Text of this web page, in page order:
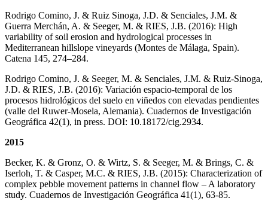
Rodrigo Comino, J. & Ruiz Sinoga, J.D. & Senciales, J.M. &
Guerra Merchán, A. & Seeger, M. & RIES, J.B. (2016): High
variability of soil erosion and hydrological processes in
Mediterranean hillslope vineyards (Montes de Málaga, Spain).
Catena 145, 274–284.
Rodrigo Comino, J. & Seeger, M. & Senciales, J.M. & Ruiz-Sinoga,
J.D. & RIES, J.B. (2016): Variación espacio-temporal de los
procesos hidrológicos del suelo en viñedos con elevadas pendientes
(valle del Ruwer-Mosela, Alemania). Cuadernos de Investigación
Geográfica 42(1), in press. DOI: 10.18172/cig.2934.
2015
Becker, K. & Gronz, O. & Wirtz, S. & Seeger, M. & Brings, C. &
Iserloh, T. & Casper, M.C. & RIES, J.B. (2015): Characterization of
complex pebble movement patterns in channel flow – A laboratory
study. Cuadernos de Investigación Geográfica 41(1), 63-85.